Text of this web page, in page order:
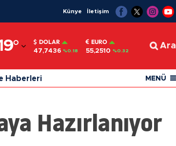
Künye İletişim
° DOLAR
47,7436 %0.18
EURO
55,2510 %0.32
Ara
Haberleri MENÜ
Hazırlanıyor